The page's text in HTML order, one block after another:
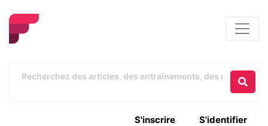
S'identifier
S'inscrire